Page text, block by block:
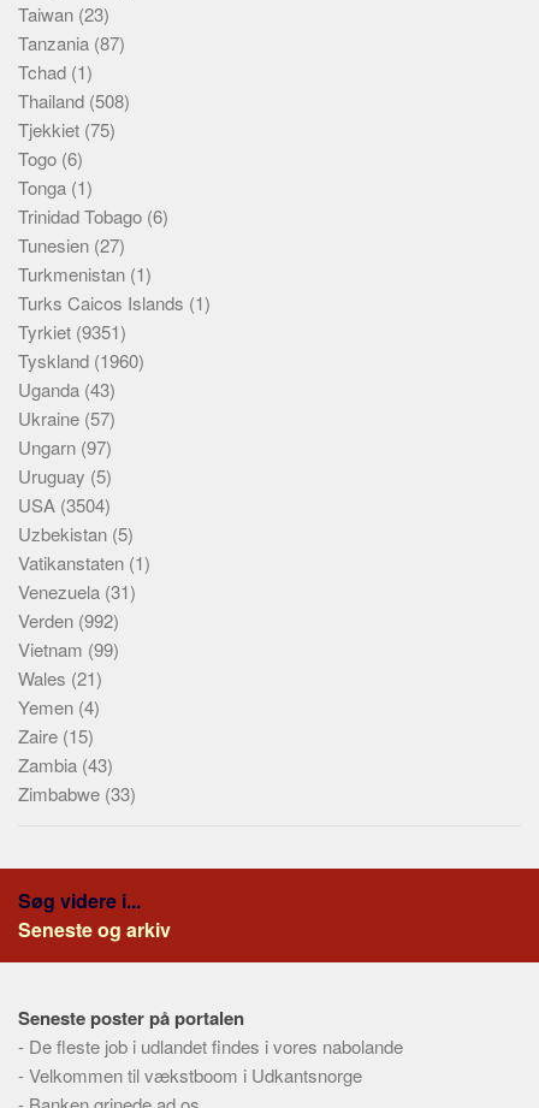
Taiwan (23)
Tanzania (87)
Tchad (1)
Thailand (508)
Tjekkiet (75)
Togo (6)
Tonga (1)
Trinidad Tobago (6)
Tunesien (27)
Turkmenistan (1)
Turks Caicos Islands (1)
Tyrkiet (9351)
Tyskland (1960)
Uganda (43)
Ukraine (57)
Ungarn (97)
Uruguay (5)
USA (3504)
Uzbekistan (5)
Vatikanstaten (1)
Venezuela (31)
Verden (992)
Vietnam (99)
Wales (21)
Yemen (4)
Zaire (15)
Zambia (43)
Zimbabwe (33)
Søg videre i...
Seneste og arkiv
Seneste poster på portalen
- De fleste job i udlandet findes i vores nabolande
-Velkommen til vækstboom i Udkantsnorge